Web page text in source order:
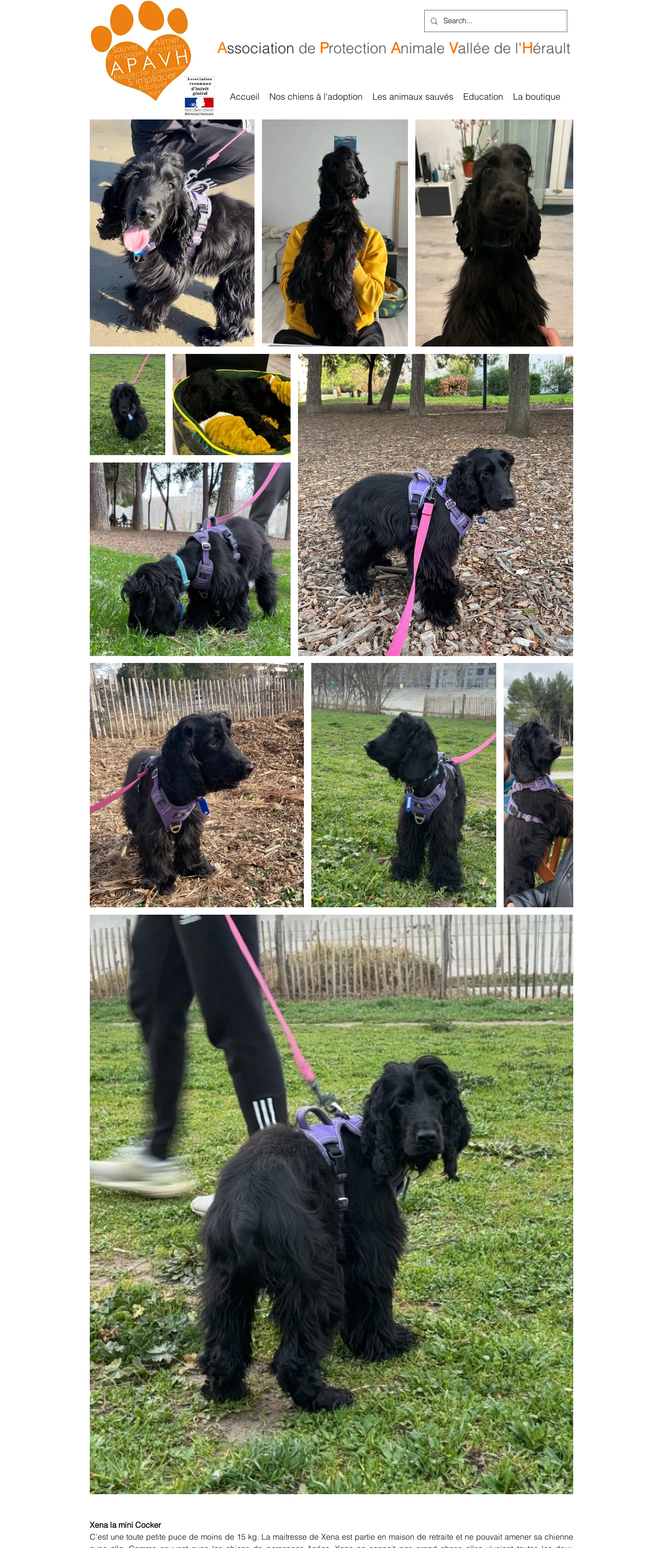
Association de Protection Animale Vallée de l'Hérault
Accueil Nos chiens à l'adoption Les animaux sauvés Education La boutique
Xena la mini Cocker
C'est une toute petite puce de moins de 15 kg. La maitresse de Xena est partie en maison de retraite et ne pouvait amener sa chienne